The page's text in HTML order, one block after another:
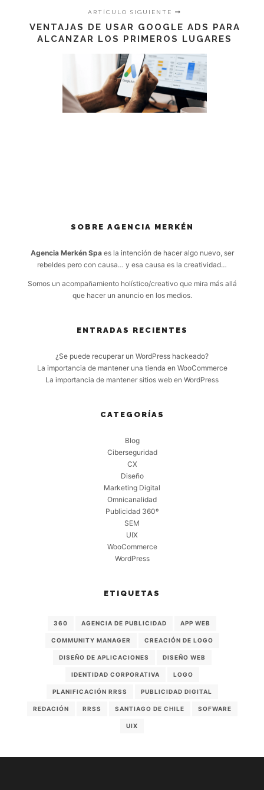
ARTÍCULO SIGUIENTE
VENTAJAS DE USAR GOOGLE ADS PARA
ALCANZAR LOS PRIMEROS LUGARES
SOBRE AGENCIA MERKÉN
Agencia Merkén Spaes la intención de hacer algo nuevo, ser
rebeldes pero con causa… y esa causa es la creatividad…
Somos un acompañamiento holístico/creativo que mira más allá
que hacer un anuncio en los medios.
ENTRADAS RECIENTES
¿Se puede recuperar un WordPress hackeado?
La importancia de mantener una tienda en WooCommerce
La importancia de mantener sitios web en WordPress
CATEGORÍAS
Blog
Ciberseguridad
CX
Diseño
Marketing Digital
Omnicanalidad
Publicidad 360º
SEM
UIX
WooCommerce
WordPress
ETIQUETAS
360 AGENCIA DE PUBLICIDAD APP WEB
COMMUNITY MANAGER CREACIÓN DE LOGO
DISEÑO DE APLICACIONES DISEÑO WEB
IDENTIDAD CORPORATIVA LOGO
PLANIFICACIÓN RRSS PUBLICIDAD DIGITAL
REDACIÓN RRSS SANTIAGO DE CHILE SOFWARE
UIX